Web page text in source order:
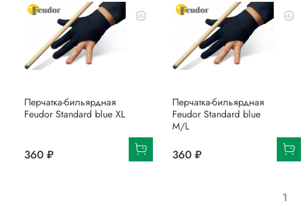
Перчатка-бильярдная
Feudor Standard blue XL
360 ₽
Перчатка-бильярдная
Feudor Standard blue
M/L
360 ₽
1